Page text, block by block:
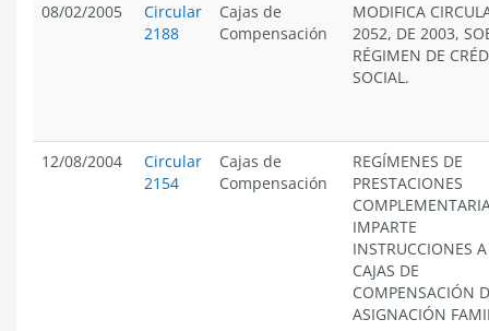
08/02/2005
Circular
2188
Cajas de
Compensación
MODIFICA
2052, DE 2003,
RÉGIMEN DE
SOCIAL.
12/08/2004
Circular
2154
Cajas de
Compensación
REGÍMENES DE
PRESTACIONES
IMPARTE
INSTRUCCIONES
CAJAS DE
COMPENSACIÓN
ASIGNACIÓN